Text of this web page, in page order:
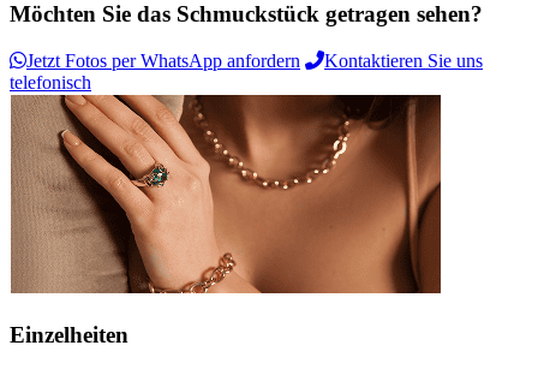
Möchten Sie das Schmuckstück getragen sehen?
Jetzt Fotos per WhatsApp anfordern
Kontaktieren Sie uns
telefonisch
Einzelheiten